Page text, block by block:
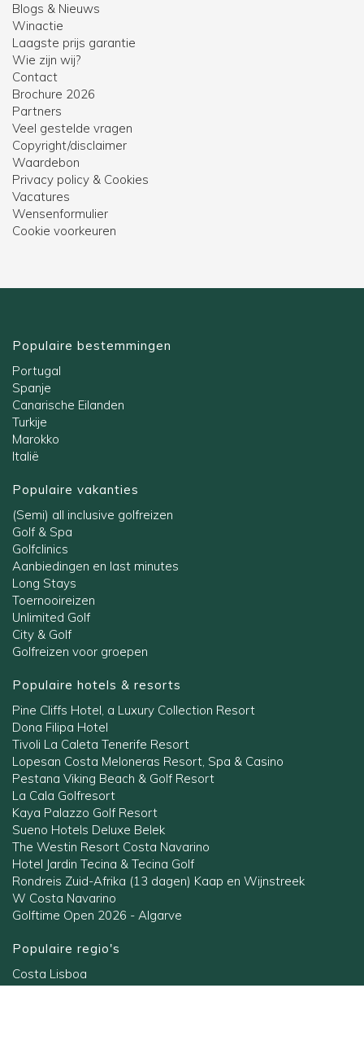
Blogs & Nieuws
Winactie
Laagste prijs garantie
Wie zijn wij?
Contact
Brochure 2026
Partners
Veel gestelde vragen
Copyright/disclaimer
Waardebon
Privacy policy & Cookies
Vacatures
Wensenformulier
Cookie voorkeuren
Populaire bestemmingen
Portugal
Spanje
Canarische Eilanden
Turkije
Marokko
Italië
Populaire vakanties
(Semi) all inclusive golfreizen
Golf & Spa
Golfclinics
Aanbiedingen en last minutes
Long Stays
Toernooireizen
Unlimited Golf
City & Golf
Golfreizen voor groepen
Populaire hotels & resorts
Pine Cliffs Hotel, a Luxury Collection Resort
Dona Filipa Hotel
Tivoli La Caleta Tenerife Resort
Lopesan Costa Meloneras Resort, Spa & Casino
Pestana Viking Beach & Golf Resort
La Cala Golfresort
Kaya Palazzo Golf Resort
Sueno Hotels Deluxe Belek
The Westin Resort Costa Navarino
Hotel Jardin Tecina & Tecina Golf
Rondreis Zuid-Afrika (13 dagen) Kaap en Wijnstreek
W Costa Navarino
Golftime Open 2026 - Algarve
Populaire regio's
Costa Lisboa